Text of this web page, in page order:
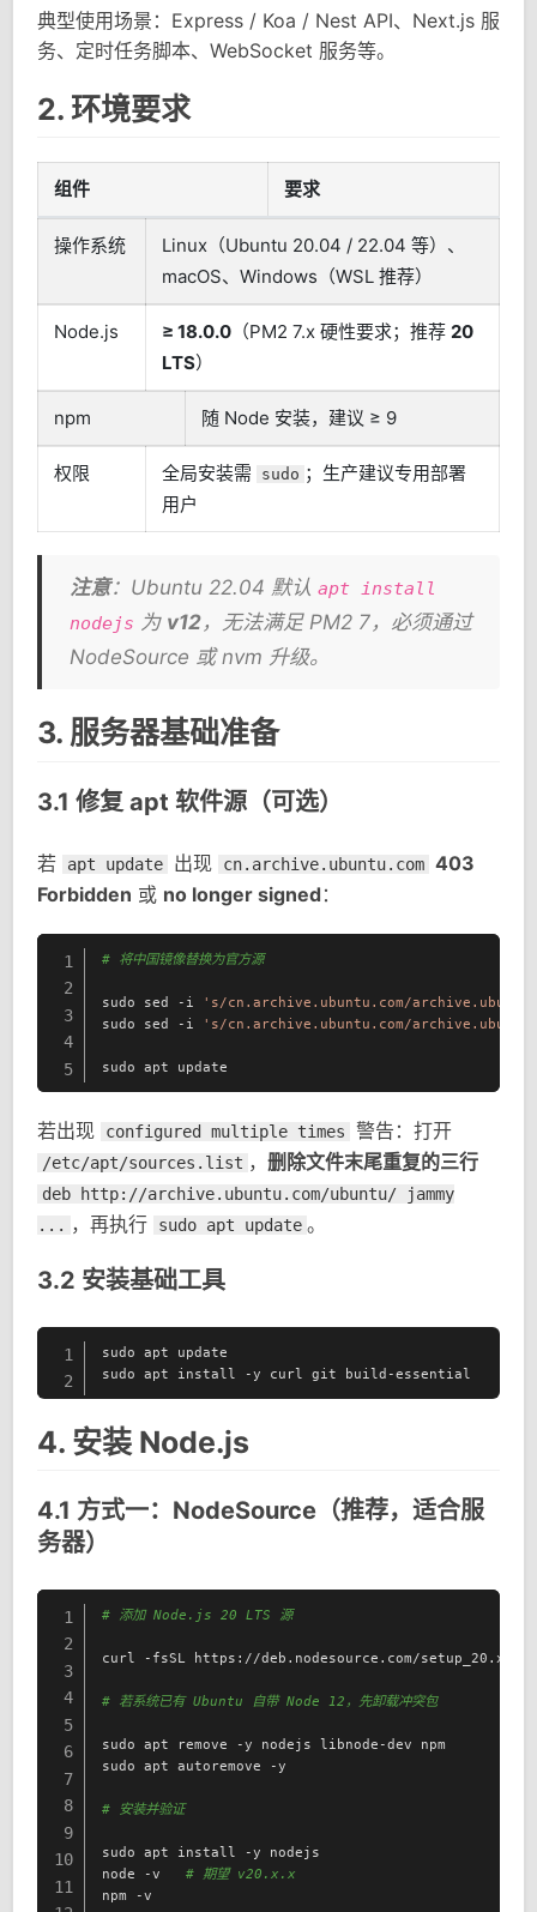
典型使用场景：Express / Koa / Nest API、Next.js 服
务、定时任务脚本、WebSocket 服务等。
2. 环境要求
组件 要求
操作系统
Linux（Ubuntu 20.04 / 22.04 等）、
macOS、Windows（WSL 推荐）
Node.js ≥ 18.0.0（PM2 7.x 硬性要求；推荐 20
LTS）
npm 随 Node 安装，建议 ≥ 9
权限 全局安装需 sudo ；生产建议专用部署
用户
注意：Ubuntu 22.04 默认 apt install
nodejs 为 v12，无法满足 PM2 7，必须通过
NodeSource 或 nvm 升级。
3. 服务器基础准备
3.1 修复 apt 软件源（可选）
若 apt update 出现 cn.archive.ubuntu.com 403
Forbidden 或 no longer signed ：
1
2
3
4
5
# 将中国镜像替换为官方源
sudo sed -i
's/cn.archive.ubuntu.com/
sudo sed -i
's/cn.archive.ubuntu.com/
sudo apt update
若出现 configured multiple times 警告：打开
/etc/apt/sources.list ， 删除文件末尾重复的三行
deb http://archive.ubuntu.com/ubuntu/ jammy
... ，再执行 sudo apt update 。
3.2 安装基础工具
1
2
sudo apt update
sudo apt install -y curl git build-essential
4. 安装 Node.js
4.1 方式一：NodeSource（推荐，适合服
务器）
1
2
3
4
5
6
7
8
9
10
11
# 添加 Node.js 20 LTS 源
curl -fsSL https://deb.nodesource.com/setup_20.x |
# 若系统已有 Ubuntu 自带 Node 12，先卸载冲突包
sudo apt remove -y nodejs libnode-dev npm
sudo apt autoremove -y
# 安装并验证
sudo apt install -y nodejs
node -v # 期望 v20.x.x
npm -v